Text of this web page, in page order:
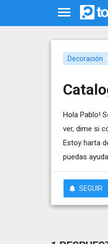
Decoración
Hola Pablo!
ver, dime si
Estoy harta
puedas
SEGUIR